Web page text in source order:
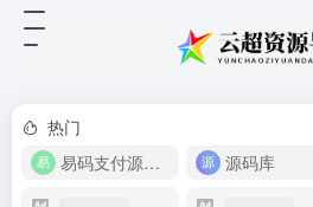
热门
易码支付源码下载
源码库